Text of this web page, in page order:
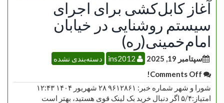
آغاز کابل‌کشی برای اجرای
سیستم روشنایی در خیابان
امام‌خمینی(ره)
سپتامبر 19, 2025
دسته‌بندی نشده
شورا و شهر شماره خبر: ۹۶۱۲۸۶۱ ۲۸ شهریور ۱۴۰۴ ۱۲:۴۳
امتیاز:۵/۴ اگر دنبال خرید بک لینک قوی هستید، بهتر است